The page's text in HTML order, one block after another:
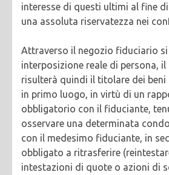
interesse di questi ultimi al fine
una assoluta riservatezza nei
Attraverso il negozio fiduciario si
interposizione reale di persona,
risulterà quindi il titolare dei beni
in primo luogo, in virtù di un
obbligatorio con il fiduciante,
osservare una determinata
con il medesimo fiduciante, in
obbligato a ritrasferire
intestazioni di quote o azioni di